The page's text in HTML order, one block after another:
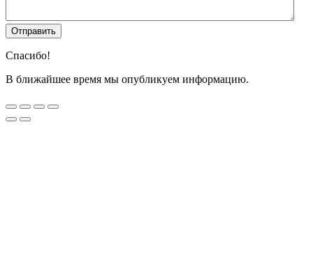
Спасибо!
В ближайшее время мы опубликуем информацию.